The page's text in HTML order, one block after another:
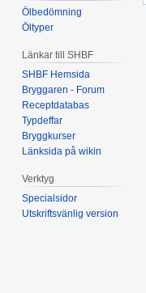
Ölbedömning
Öltyper
Länkar till SHBF
SHBF Hemsida
Bryggaren - Forum
Receptdatabas
Typdeffar
Bryggkurser
Länksida på wikin
Verktyg
Specialsidor
Utskriftsvänlig version